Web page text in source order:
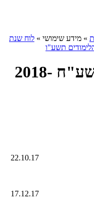
» מידע שימושי » לוח שנת
תשע"ו
לוח שנת הלימודים תשע"ח 2018-
22.10.17
17.12.17